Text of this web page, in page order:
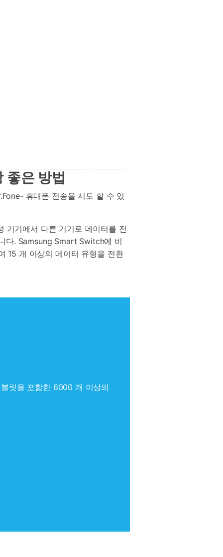
좋은 방법
휴대폰 전송을 시도 할 수 있
기기에서 다른 기기로 데이터를 전
다. Samsung Smart Switch에 비
15 개 이상의 데이터 유형을 전환
릿을 포함한 6000 개 이상의